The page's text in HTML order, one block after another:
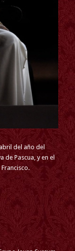
del año del
de Pascua, y en el